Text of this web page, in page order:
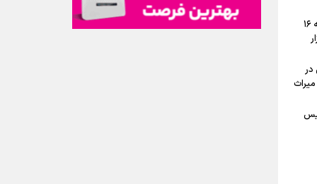
پیش‌بینی قیمت دلار، طلا و سکه جمعه ۱۶
در